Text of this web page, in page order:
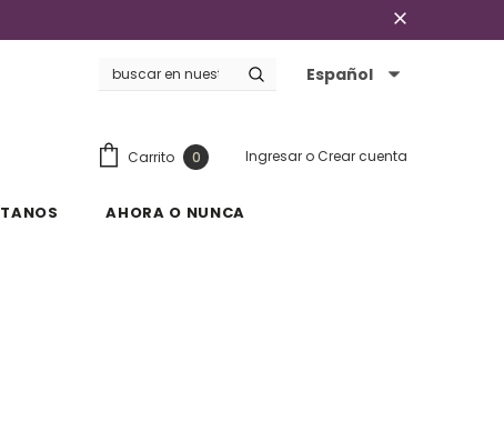
Español
Carrito 0 Ingresar oCrear cuenta
AHORA O NUNCA